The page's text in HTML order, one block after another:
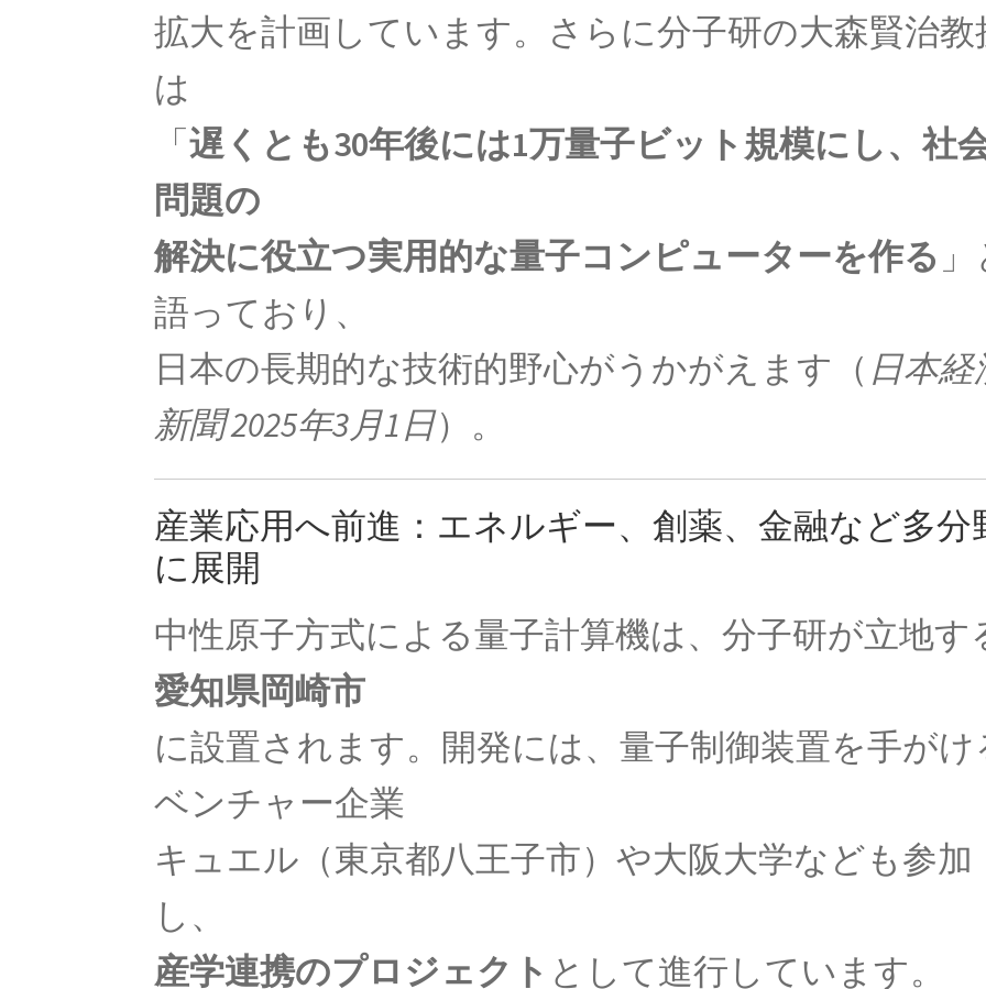
K・シュヴァルツシルト
‗【相対性理論から 重力場を記述したドイツ人｜シュヴァルツシルト半径】
【Peter Williston Shor, 1959/8/14-量子暗号を揺るがす男】【熱力学の第一法則を定めエン
【天才｜経路積分やファインマンダイヤグラムを考案】 【インド独自の理解体
W・C・レントゲン
【第一回のノーベル賞受賞者・電子の蛍光現象を実用化】
【黒体放射の研究やウィーンの法則をもたらした物性研究の先駆者】
W・E・パウリ
【トピック‐初稿
拡大を計画しています。さらに分子研の大森賢治教
は
「遅くとも30年後には1万量子ビット規模にし、社
問題の
解決に役立つ実用的な量子コンピューターを作る 」
語っており、
日本の長期的な技術的野心がうかがえます（ 日本経
新聞 2025年3月1日）。
産業応用へ前進：エネルギー、創薬、金融など多分
に展開
中性原子方式による量子計算機は、分子研が立地す
愛知県岡崎市
に設置されます。開発には、量子制御装置を手がけ
ベンチャー企業
キュエル（東京都八王子市）や大阪大学なども参加
し、
産学連携のプロジェクト として進行しています。